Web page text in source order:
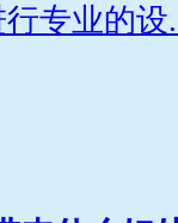
专业的设